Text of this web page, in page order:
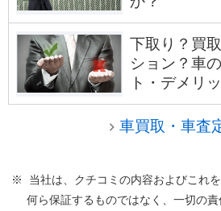
下取り？買
ション？車
ト・デメリ
車買取・車査
※ 当社は、クチコミの内容およびこれを
何ら保証するものではなく、一切の責